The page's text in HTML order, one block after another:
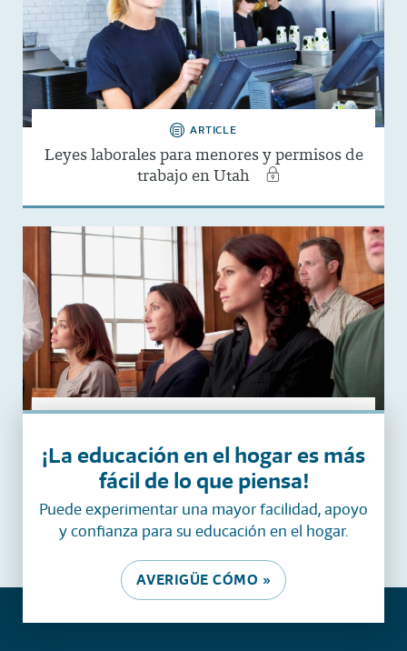
ARTICLE
Leyes laborales para menores y permisos de
trabajo en Utah
ARTICLE
Leyes sobre el servicio de jurado en Utah
¡La educación en el hogar es más
fácil de lo que piensa!
Puede experimentar una mayor facilidad, apoyo
y confianza para su educación en el hogar.
AVERIGÜE CÓMO »